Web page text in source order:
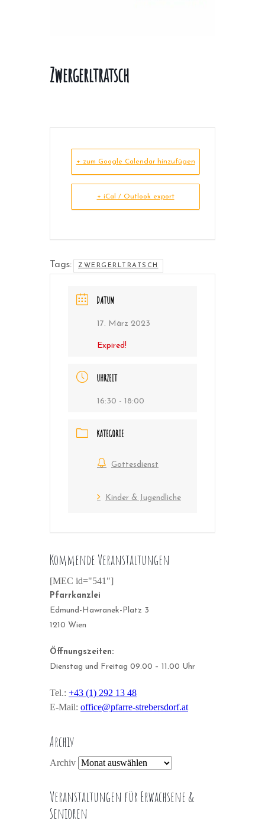
Zwergerltratsch
+ zum Google Calendar hinzufügen
+ iCal / Outlook export
Tags: ZWERGERLTRATSCH
DATUM
17. März 2023
Expired!
UHRZEIT
16:30 - 18:00
KATEGORIE
Gottesdienst
Kinder & Jugendliche
Kommende Veranstaltungen
[MEC id="541"]
Pfarrkanzlei
Edmund-Hawranek-Platz 3
1210 Wien
Öffnungszeiten:
Dienstag und Freitag 09.00 – 11.00 Uhr
Tel.: +43 (1) 292 13 48
E-Mail: office@pfarre-strebersdorf.at
Archiv
Archiv
Veranstaltungen für Erwachsene &
Senioren